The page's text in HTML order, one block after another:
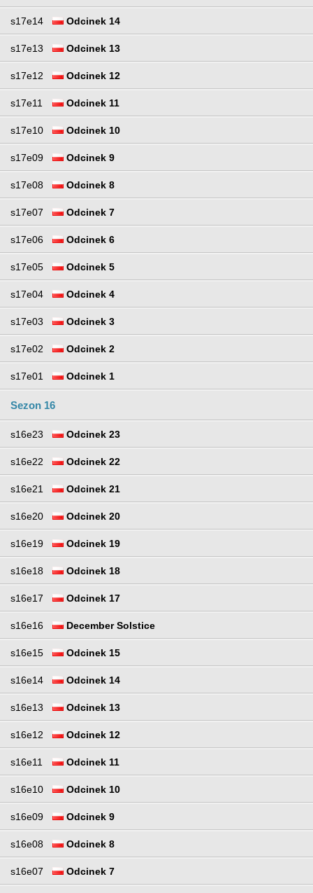
s17e14 Odcinek 14
s17e13 Odcinek 13
s17e12 Odcinek 12
s17e11 Odcinek 11
s17e10 Odcinek 10
s17e09 Odcinek 9
s17e08 Odcinek 8
s17e07 Odcinek 7
s17e06 Odcinek 6
s17e05 Odcinek 5
s17e04 Odcinek 4
s17e03 Odcinek 3
s17e02 Odcinek 2
s17e01 Odcinek 1
Sezon 16
s16e23 Odcinek 23
s16e22 Odcinek 22
s16e21 Odcinek 21
s16e20 Odcinek 20
s16e19 Odcinek 19
s16e18 Odcinek 18
s16e17 Odcinek 17
s16e16 December Solstice
s16e15 Odcinek 15
s16e14 Odcinek 14
s16e13 Odcinek 13
s16e12 Odcinek 12
s16e11 Odcinek 11
s16e10 Odcinek 10
s16e09 Odcinek 9
s16e08 Odcinek 8
s16e07 Odcinek 7